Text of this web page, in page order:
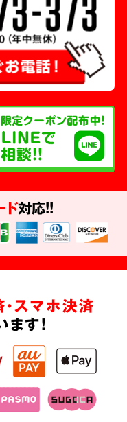
ド対応!!
スマホ決済
ます!